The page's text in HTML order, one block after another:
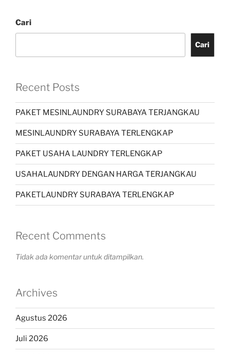
Cari
Cari
Recent Posts
PAKET MESINLAUNDRY SURABAYA TERJANGKAU
MESINLAUNDRY SURABAYA TERLENGKAP
PAKET USAHA LAUNDRY TERLENGKAP
USAHALAUNDRY DENGAN HARGA TERJANGKAU
PAKETLAUNDRY SURABAYA TERLENGKAP
Recent Comments
Tidak ada komentar untuk ditampilkan.
Archives
Agustus 2026
Juli 2026